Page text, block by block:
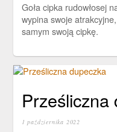
Goła cipka rudowłosej
wypina swoje
samym swoją cipkę.
Prześliczna
1 października 2022